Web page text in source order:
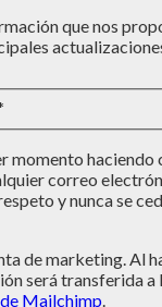
que nos
momento haciendo
correo
y nunca se
de marketing. Al
será transferida
Mailchimp